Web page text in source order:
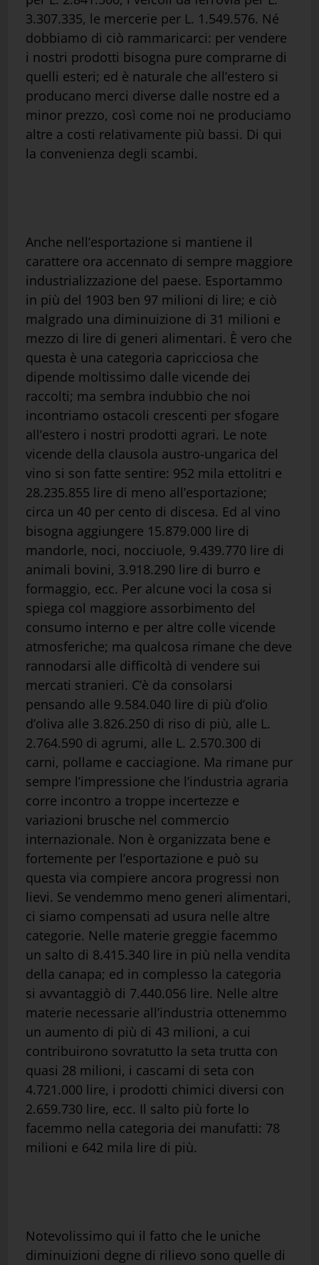
3.307.335, le mercerie per L. 1.549.576. Né
dobbiamo di ciò rammaricarci: per vendere
i nostri prodotti bisogna pure comprarne di
quelli esteri; ed è naturale che all’estero si
producano merci diverse dalle nostre ed a
minor prezzo, così come noi ne produciamo
altre a costi relativamente più bassi. Di qui
la convenienza degli scambi.
Anche nell’esportazione si mantiene il
carattere ora accennato di sempre maggiore
industrializzazione del paese. Esportammo
in più del 1903 ben 97 milioni di lire; e ciò
malgrado una diminuizione di 31 milioni e
mezzo di lire di generi alimentari. È vero che
questa è una categoria capricciosa che
dipende moltissimo dalle vicende dei
raccolti; ma sembra indubbio che noi
incontriamo ostacoli crescenti per sfogare
all’estero i nostri prodotti agrari. Le note
vicende della clausola austro-ungarica del
vino si son fatte sentire: 952 mila ettolitri e
28.235.855 lire di meno all’esportazione;
circa un 40 per cento di discesa. Ed al vino
bisogna aggiungere 15.879.000 lire di
mandorle, noci, nocciuole, 9.439.770 lire di
animali bovini, 3.918.290 lire di burro e
formaggio, ecc. Per alcune voci la cosa si
spiega col maggiore assorbimento del
consumo interno e per altre colle vicende
atmosferiche; ma qualcosa rimane che deve
rannodarsi alle difficoltà di vendere sui
mercati stranieri. C’è da consolarsi
pensando alle 9.584.040 lire di più d’olio
d’oliva alle 3.826.250 di riso di più, alle L.
2.764.590 di agrumi, alle L. 2.570.300 di
carni, pollame e cacciagione. Ma rimane pur
sempre l’impressione che l’industria agraria
corre incontro a troppe incertezze e
variazioni brusche nel commercio
internazionale. Non è organizzata bene e
fortemente per l’esportazione e può su
questa via compiere ancora progressi non
lievi. Se vendemmo meno generi alimentari,
ci siamo compensati ad usura nelle altre
categorie. Nelle materie greggie facemmo
un salto di 8.415.340 lire in più nella vendita
della canapa; ed in complesso la categoria
si avvantaggiò di 7.440.056 lire. Nelle altre
materie necessarie all’industria ottenemmo
un aumento di più di 43 milioni, a cui
contribuirono sovratutto la seta trutta con
quasi 28 milioni, i cascami di seta con
4.721.000 lire, i prodotti chimici diversi con
2.659.730 lire, ecc. Il salto più forte lo
facemmo nella categoria dei manufatti: 78
milioni e 642 mila lire di più.
Notevolissimo qui il fatto che le uniche
diminuizioni degne di rilievo sono quelle di